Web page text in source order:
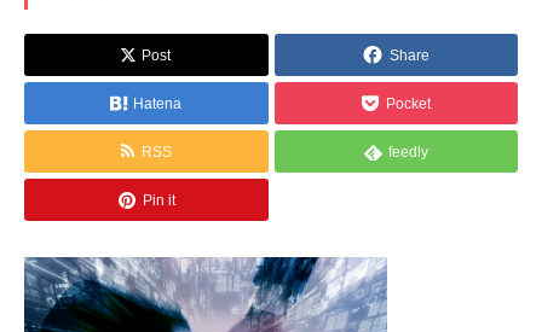
Post Share
Hatena Pocket
RSS feedly
Pin it